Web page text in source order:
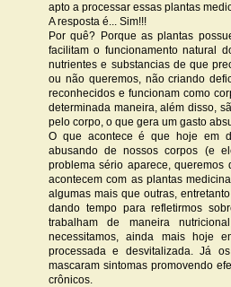
apto a processar essas plantas
A resposta é... Sim!!!
Por quê? Porque as plantas
facilitam o funcionamento natural
nutrientes e substancias de que
ou não queremos, não criando
reconhecidos e funcionam como
determinada maneira, além disso,
pelo corpo, o que gera um gasto
O que acontece é que hoje em
abusando de nossos corpos (e
problema sério aparece,
acontecem com as plantas
algumas mais que outras,
dando tempo para refletirmos
trabalham de maneira
necessitamos, ainda mais hoje
processada e desvitalizada. Já
mascaram sintomas promovendo
crônicos.